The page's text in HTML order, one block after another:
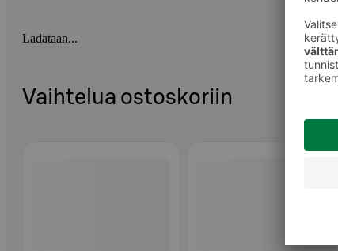
Ladataan...
Vaihtelua ostoskoriin